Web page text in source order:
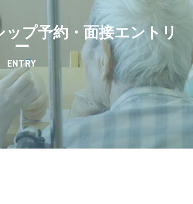
プ予約・面接エントリ
ー
ENTRY